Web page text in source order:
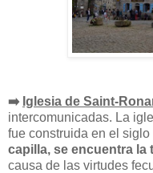
➡️ Iglesia de Saint-
intercomunicadas. La
fue construida en el siglo
capilla, se encuentra la
causa de las virtudes